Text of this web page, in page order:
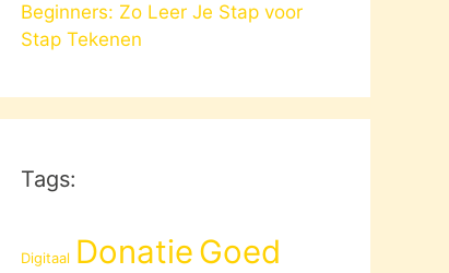
Beginners: Zo Leer Je Stap voor
Stap Tekenen
Tags:
Digitaal Donatie Goed